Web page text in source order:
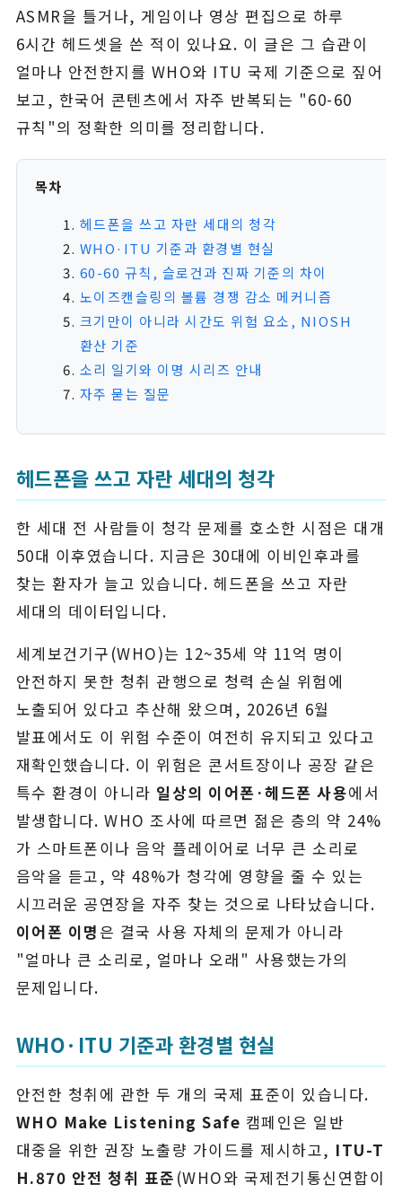
ASMR을 틀거나, 게임이나 영상 편집으로 하루
6시간 헤드셋을 쓴 적이 있나요. 이 글은 그 습관이
얼마나 안전한지를 WHO와 ITU 국제 기준으로 짚어
보고, 한국어 콘텐츠에서 자주 반복되는 "60-60
규칙"의 정확한 의미를 정리합니다.
목차
헤드폰을 쓰고 자란 세대의 청각
WHO·ITU 기준과 환경별 현실
60-60 규칙, 슬로건과 진짜 기준의 차이
노이즈캔슬링의 볼륨 경쟁 감소 메커니즘
크기만이 아니라 시간도 위험 요소, NIOSH
환산 기준
소리 일기와 이명 시리즈 안내
자주 묻는 질문
헤드폰을 쓰고 자란 세대의 청각
한 세대 전 사람들이 청각 문제를 호소한 시점은 대개
50대 이후였습니다. 지금은 30대에 이비인후과를
찾는 환자가 늘고 있습니다. 헤드폰을 쓰고 자란
세대의 데이터입니다.
세계보건기구(WHO)는 12~35세 약 11억 명이
안전하지 못한 청취 관행으로 청력 손실 위험에
노출되어 있다고 추산해 왔으며, 2026년 6월
발표에서도 이 위험 수준이 여전히 유지되고 있다고
재확인했습니다. 이 위험은 콘서트장이나 공장 같은
특수 환경이 아니라 일상의 이어폰·헤드폰 사용에서
발생합니다. WHO 조사에 따르면 젊은 층의 약 24%
가 스마트폰이나 음악 플레이어로 너무 큰 소리로
음악을 듣고, 약 48%가 청각에 영향을 줄 수 있는
시끄러운 공연장을 자주 찾는 것으로 나타났습니다.
이어폰 이명 은 결국 사용 자체의 문제가 아니라
"얼마나 큰 소리로, 얼마나 오래" 사용했는가의
문제입니다.
WHO·ITU 기준과 환경별 현실
안전한 청취에 관한 두 개의 국제 표준이 있습니다.
WHO Make Listening Safe 캠페인은 일반
대중을 위한 권장 노출량 가이드를 제시하고, ITU-T
H.870 안전 청취 표준 (WHO와 국제전기통신연합이